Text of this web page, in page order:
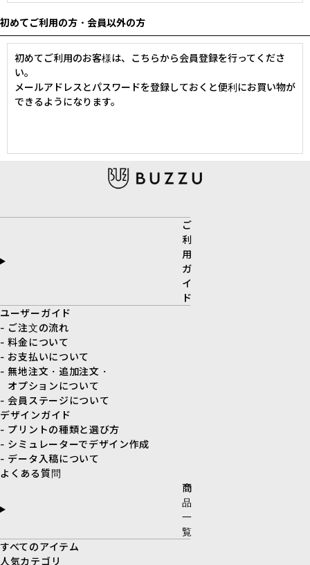
初めてご利用の方・会員以外の方
初めてご利用のお客様は、こちらから会員登録を行ってくださ
い。
メールアドレスとパスワードを登録しておくと便利にお買い物が
できるようになります。
ご
利
用
ガ
イ
ド
ユーザーガイド
- ご注文の流れ
- 料金について
- お支払いについて
- 無地注文・追加注文・
オプションについて
- 会員ステージについて
デザインガイド
- プリントの種類と選び方
- シミュレーターでデザイン作成
- データ入稿について
よくある質問
商
品
一
覧
すべてのアイテム
人気カテゴリ